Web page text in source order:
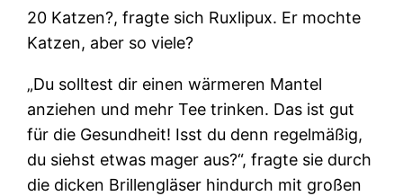
20 Katzen?, fragte sich Ruxlipux. Er mochte
Katzen, aber so viele?
„Du solltest dir einen wärmeren Mantel
anziehen und mehr Tee trinken. Das ist gut
für die Gesundheit! Isst du denn regelmäßig,
du siehst etwas mager aus?“, fragte sie durch
die dicken Brillengläser hindurch mit großen